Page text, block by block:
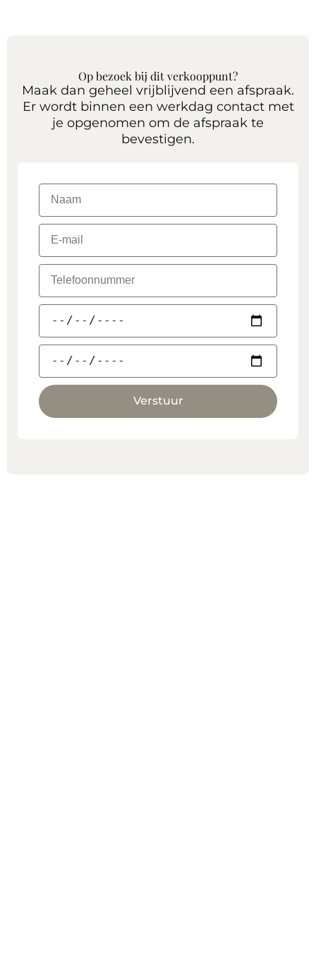
Op bezoek bij dit verkooppunt?
Maak dan geheel vrijblijvend een afspraak.
Er wordt binnen een werkdag contact met
je opgenomen om de afspraak te
bevestigen.
Verstuur